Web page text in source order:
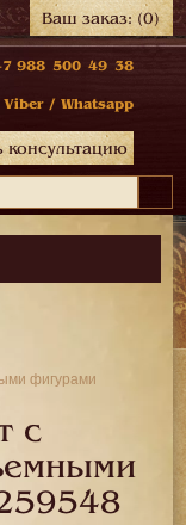
Ваш заказ:(0)
988 500 49 38
Viber / Whatsapp
консультацию
фигурами
с